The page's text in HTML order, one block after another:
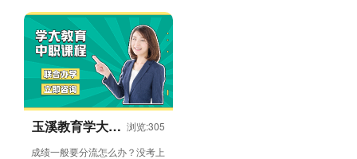
组授课方式，授课内容包括语
文，数学，英语，物理，化
学，...
玉溪教育学大中 浏览:305
成绩一般要分流怎么办？没考上